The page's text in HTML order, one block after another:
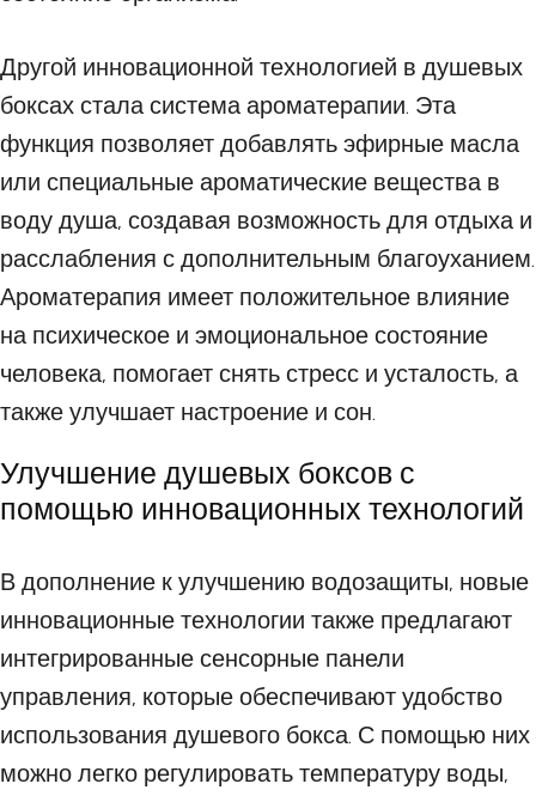
Другой инновационной технологией в душевых
боксах стала система ароматерапии. Эта
функция позволяет добавлять эфирные масла
или специальные ароматические вещества в
воду душа, создавая возможность для отдыха и
расслабления с дополнительным благоуханием.
Ароматерапия имеет положительное влияние
на психическое и эмоциональное состояние
человека, помогает снять стресс и усталость, а
также улучшает настроение и сон.
Улучшение душевых боксов с
помощью инновационных технологий
В дополнение к улучшению водозащиты, новые
инновационные технологии также предлагают
интегрированные сенсорные панели
управления, которые обеспечивают удобство
использования душевого бокса. С помощью них
можно легко регулировать температуру воды,